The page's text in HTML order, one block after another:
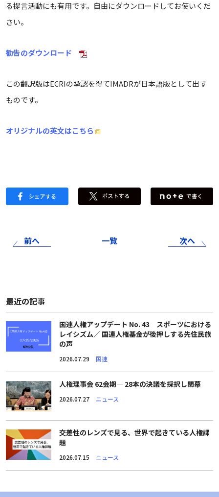
る提言活動にも有用です。自由にダウンロードしてお使いくだ
さい。
勧告のダウンロード
この翻訳版はECRIの承認を得てIMADRが日本語版として出す
ものです。
オリジナルの英文はこちら
前へ 一覧 次へ
最近の記事
国連人権アップデート No. 43 スポーツにおける
レイシズム／ 国連人権基金が後押しする先住民族
の声
2026.07.29 国連
人権理事会 62会期― 28本の決議を採択し閉幕
2026.07.27 ニュース
交差性のレンズで見る、世界で起きている人権課
題
2026.07.15 ニュース